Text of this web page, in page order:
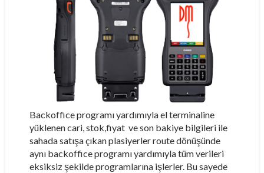
Backoffice programı yardımıyla el terminaline
yüklenen cari, stok,fiyat ve son bakiye bilgileri ile
sahada satışa çıkan plasiyerler route dönüşünde
aynı backoffice programı yardımıyla tüm verileri
eksiksiz şekilde programlarına işlerler. Bu sayede